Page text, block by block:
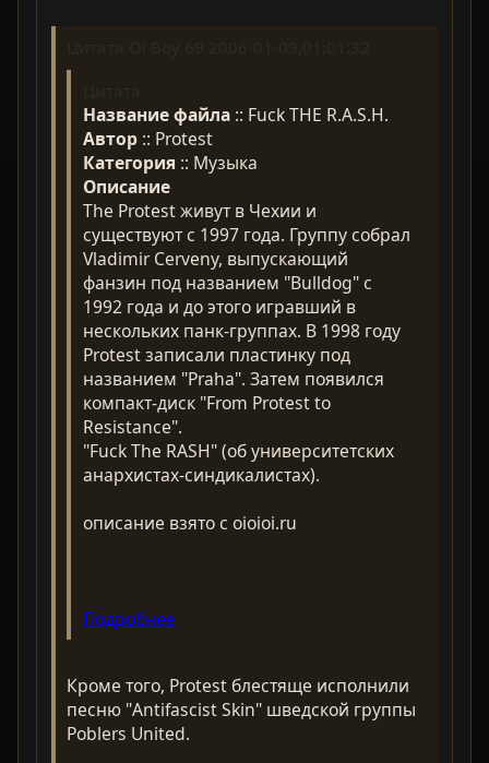
Название файла:: Fuck THE R.A.S.H.
Автор:: Protest
Категория :: Музыка
Описание
The Protest живут в Чехии и
существуют с 1997 года. Группу собрал
Vladimir Cerveny, выпускающий
фанзин под названием "Bulldog" с
1992 года и до этого игравший в
нескольких панк-группах. В 1998 году
Protest записали пластинку под
названием "Praha". Затем появился
компакт-диск "From Protest to
Resistance".
"Fuck The RASH" (об университетских
анархистах-синдикалистах).
описание взято с oioioi.ru
Подробнее
Кроме того, Protest блестяще исполнили
песню "Antifascist Skin" шведской группы
Poblers United.